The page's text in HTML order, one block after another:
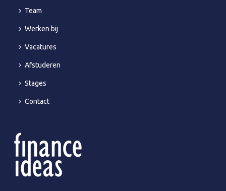
Team
Werken bij
Vacatures
Afstuderen
Stages
Contact